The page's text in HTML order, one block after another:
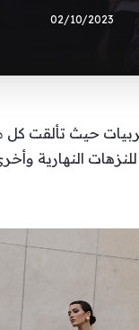
02/10/2023
حيث تألقت كل
النهارية